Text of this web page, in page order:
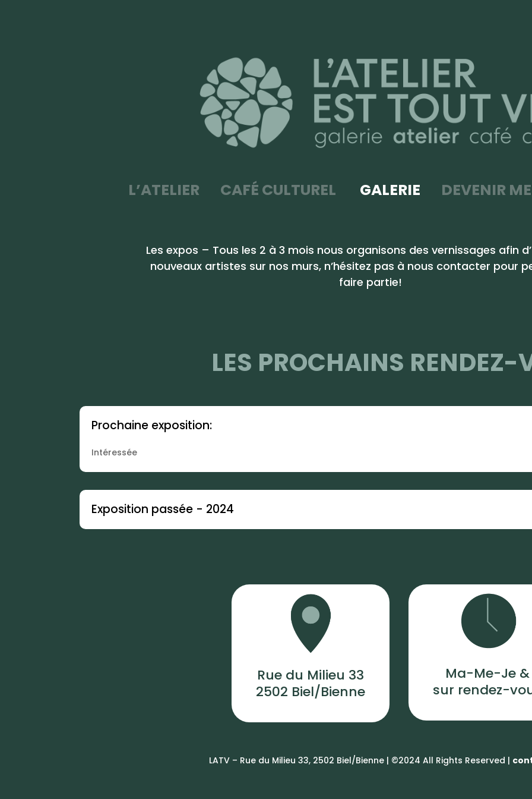
L’ATELIER CAFÉ CULTUREL GALERIE DEVENIR
Les expos – Tous les 2 à 3 mois nous organisons des vernissages afin
nouveaux artistes sur nos murs, n’hésitez pas à nous contacter pour
faire partie!
LES PROCHAINS RENDEZ-
Prochaine exposition:
Intéressée
Exposition passée - 2024
Rue du Milieu 33
2502 Biel/Bienne
Ma-Me-Je &
sur rendez-
LATV – Rue du Milieu 33, 2502 Biel/Bienne | ©2024 All Rights Reserved |